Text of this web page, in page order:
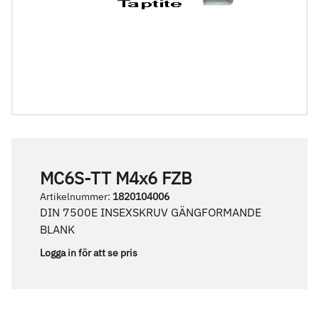
MC6S-TT M4x6 FZB
Artikelnummer: 1820104006
DIN 7500E INSEXSKRUV GÄNGFORMANDE
BLANK
Logga in för att se pris